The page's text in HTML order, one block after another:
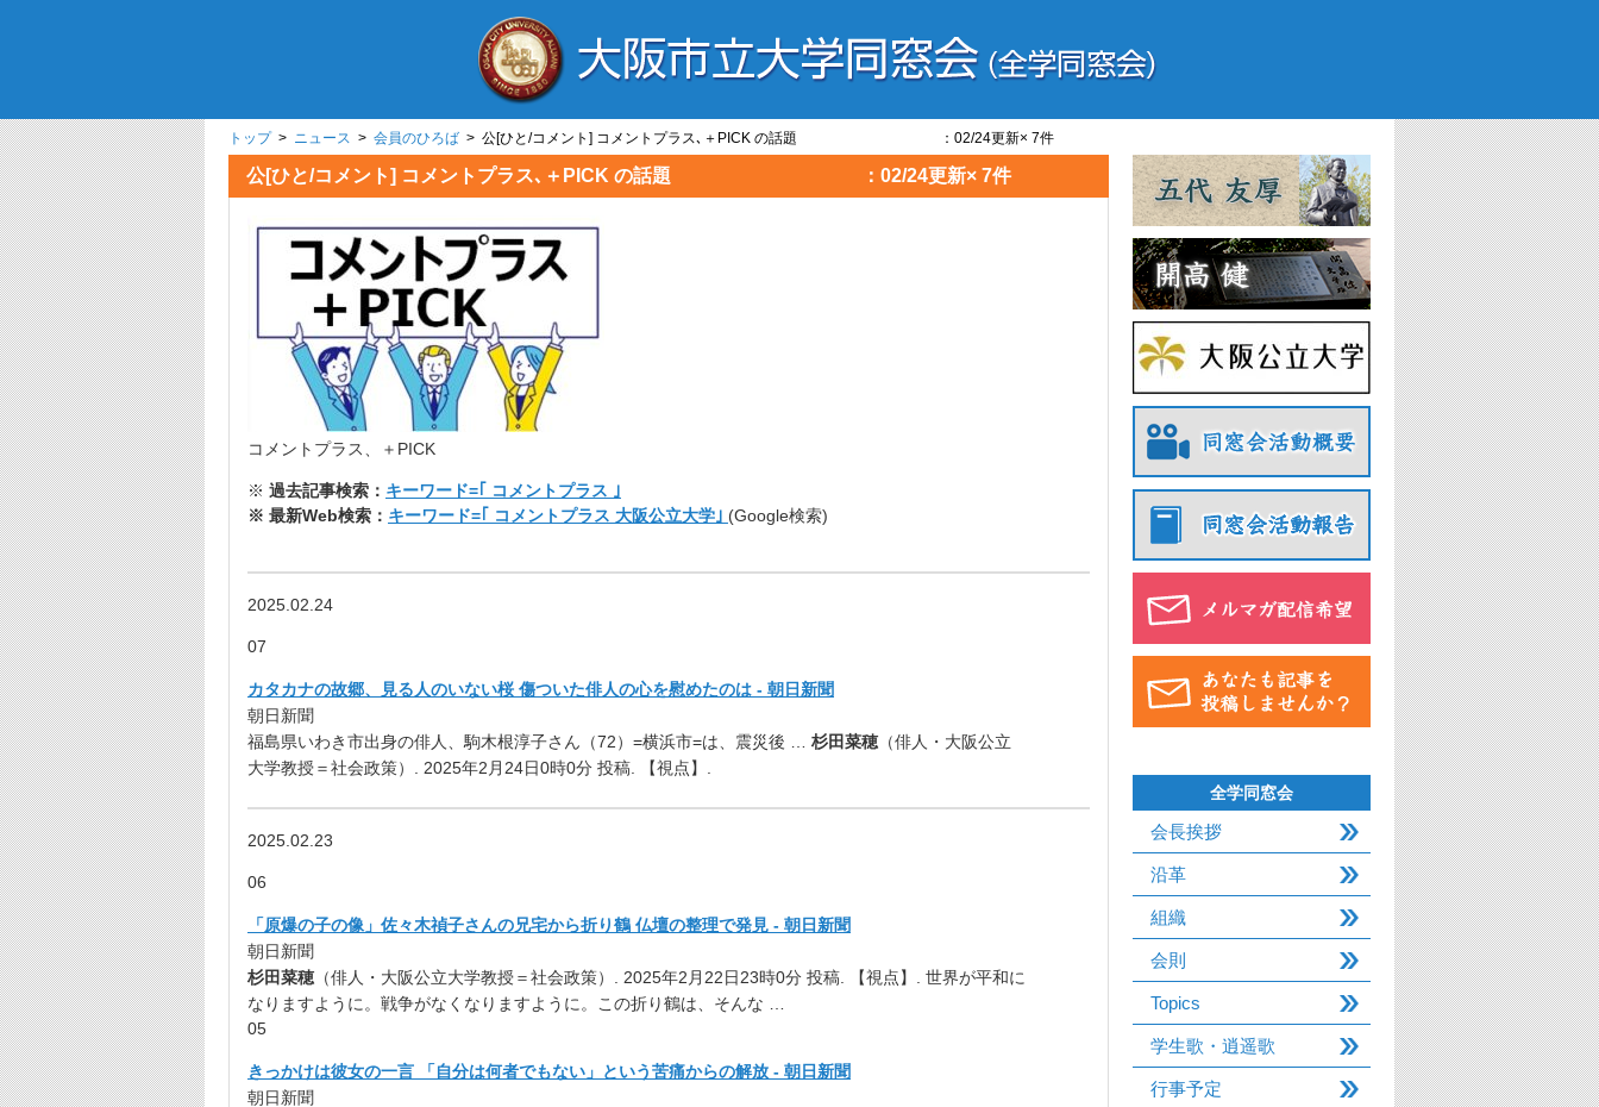
トップ> ニュース > 会員のひろば > 公[ひと/コメント] コメントプラス､＋PICK の話題 ：02/24更新× 7件
公[ひと/コメント] コメントプラス､＋PICK の話題 ：02/24更新× 7件
コメントプラス、＋PICK
※ 過去記事検索： キーワード=｢ コメントプラス ｣
※ 最新Web検索： キーワード=｢ コメントプラス 大阪公立大学｣ (Google検索)
2025.02.24
07
カタカナの故郷、見る人のいない桜 傷ついた俳人の心を慰めたのは - 朝日新聞
朝日新聞
福島県いわき市出身の俳人、駒木根淳子さん（72）=横浜市=は、震災後 … 杉田菜穂 （俳人・大阪公立
大学教授＝社会政策）. 2025年2月24日0時0分 投稿. 【視点】.
2025.02.23
06
「原爆の子の像」佐々木禎子さんの兄宅から折り鶴 仏壇の整理で発見 - 朝日新聞
朝日新聞
杉田菜穂 （俳人・大阪公立大学教授＝社会政策）. 2025年2月22日23時0分 投稿. 【視点】. 世界が平和に
なりますように。戦争がなくなりますように。この折り鶴は、そんな …
05
きっかけは彼女の一言 「自分は何者でもない」という苦痛からの解放 - 朝日新聞
朝日新聞
全学同窓会
会長挨拶
沿革
組織
会則
Topics
学生歌・逍遥歌
行事予定